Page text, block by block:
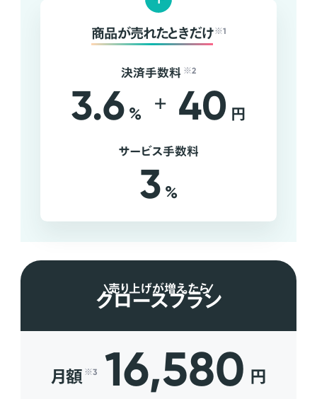
商品が売れたときだけ ※1
決済手数料 ※2
3.6 % + 40 円
サービス手数料
3 %
売り上げが増えたら
グロースプラン
月額 ※3 16,580 円